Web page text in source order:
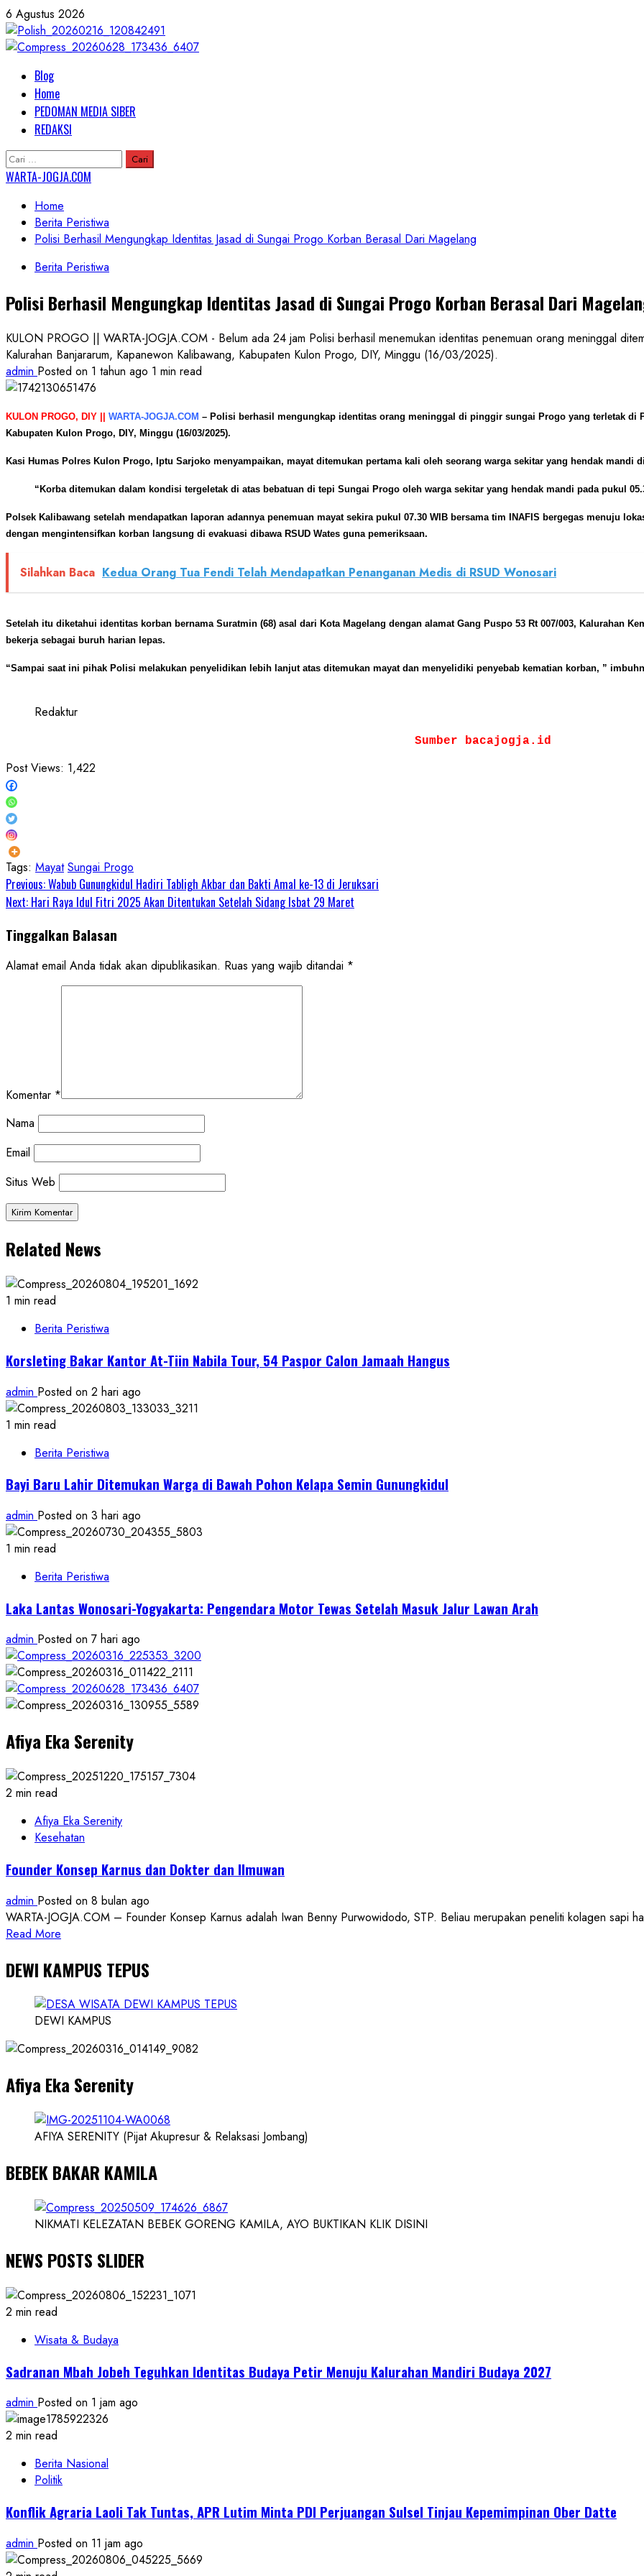
Skip
to
content
6 Agustus 2026
Primary
Menu
Blog
Home
PEDOMAN MEDIA SIBER
REDAKSI
Cari
untuk:
WARTA-JOGJA.COM
Home
Berita Peristiwa
Polisi Berhasil Mengungkap Identitas Jasad di Sungai Progo Korban Berasal Dari Magelang
Berita Peristiwa
Polisi Berhasil Mengungkap Identitas Jasad di Sungai Progo Korban Berasal Dari
KULON PROGO || WARTA-JOGJA.COM - Belum ada 24 jam Polisi berhasil menemukan identitas penemuan orang meninggal
Kalurahan Banjararum, Kapanewon Kalibawang, Kabupaten Kulon Progo, DIY, Minggu (16/03/2025).
admin Posted on 1 tahun ago 1 min read
KULON PROGO, DIY || WARTA-JOGJA.COM – Polisi berhasil mengungkap identitas orang meninggal di pinggir sungai Progo yang terletak di
Kabupaten Kulon Progo, DIY, Minggu (16/03/2025).
Kasi Humas Polres Kulon Progo, Iptu Sarjoko menyampaikan, mayat ditemukan pertama kali oleh seorang warga sekitar yang hendak mandi
“Korba ditemukan dalam kondisi tergeletak di atas bebatuan di tepi Sungai Progo oleh warga sekitar yang hendak mandi pada pukul
Polsek Kalibawang setelah mendapatkan laporan adannya penemuan mayat sekira pukul 07.30 WIB bersama tim INAFIS bergegas menuju
dengan mengintensifkan korban langsung di evakuasi dibawa RSUD Wates guna pemeriksaan.
Silahkan Baca Kedua Orang Tua Fendi Telah Mendapatkan Penanganan Medis di RSUD Wonosari
Setelah itu diketahui identitas korban bernama Suratmin (68) asal dari Kota Magelang dengan alamat Gang Puspo 53 Rt 007/003, Kalurahan
bekerja sebagai buruh harian lepas.
“Sampai saat ini pihak Polisi melakukan penyelidikan lebih lanjut atas ditemukan mayat dan menyelidiki penyebab kematian korban, ”
Redaktur
Sumber bacajogja.id
Post Views: 1,422
Tags: Mayat Sungai Progo
Continue
Reading
Previous:Wabub Gunungkidul Hadiri Tabligh Akbar dan Bakti Amal ke-13 di Jeruksari
Next: Hari Raya Idul Fitri 2025 Akan Ditentukan Setelah Sidang Isbat 29 Maret
Tinggalkan Balasan
Alamat email Anda tidak akan dipublikasikan. Ruas yang wajib ditandai *
Komentar *
Nama
Email
Situs Web
Related News
1 min read
Berita Peristiwa
Korsleting Bakar Kantor At-Tiin Nabila Tour, 54 Paspor Calon Jamaah Hangus
admin Posted on 2 hari ago
1 min read
Berita Peristiwa
Bayi Baru Lahir Ditemukan Warga di Bawah Pohon Kelapa Semin Gunungkidul
admin Posted on 3 hari ago
1 min read
Berita Peristiwa
Laka Lantas Wonosari-Yogyakarta: Pengendara Motor Tewas Setelah Masuk Jalur Lawan Arah
admin Posted on 7 hari ago
Afiya Eka Serenity
2 min read
Afiya Eka Serenity
Kesehatan
Founder Konsep Karnus dan Dokter dan Ilmuwan
admin Posted on 8 bulan ago
WARTA-JOGJA.COM – Founder Konsep Karnus adalah Iwan Benny Purwowidodo, STP. Beliau merupakan peneliti kolagen sapi
Read More
about
Founder
Konsep
Karnus
Dokter
Ilmuwan
DEWI KAMPUS TEPUS
DEWI KAMPUS
Afiya Eka Serenity
AFIYA SERENITY (Pijat Akupresur & Relaksasi Jombang)
BEBEK BAKAR KAMILA
NIKMATI KELEZATAN BEBEK GORENG KAMILA, AYO BUKTIKAN KLIK DISINI
NEWS POSTS SLIDER
2 min read
Wisata & Budaya
Sadranan Mbah Jobeh Teguhkan Identitas Budaya Petir Menuju Kalurahan Mandiri Budaya 2027
admin Posted on 1 jam ago
2 min read
Berita Nasional
Politik
Konflik Agraria Laoli Tak Tuntas, APR Lutim Minta PDI Perjuangan Sulsel Tinjau Kepemimpinan Ober Datte
admin Posted on 11 jam ago